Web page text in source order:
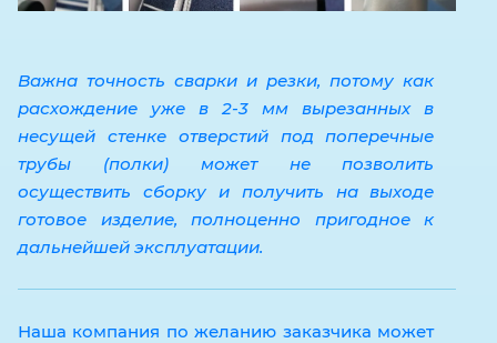
Важна точность сварки и резки, потому как
расхождение уже в 2-3 мм вырезанных в
несущей стенке отверстий под поперечные
трубы (полки) может не позволить
осуществить сборку и получить на выходе
готовое изделие, полноценно пригодное к
дальнейшей эксплуатации.
Наша компания по желанию заказчика может